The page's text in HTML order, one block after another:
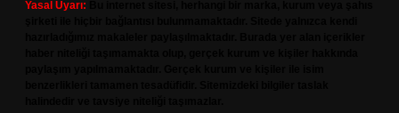
Yasal Uyarı: